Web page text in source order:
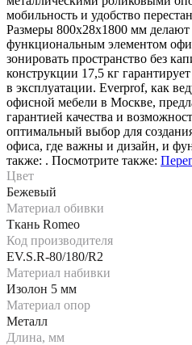
мобильность и удобство
Размеры 800х28х1800 мм
функциональным элементом
зонировать пространство без
конструкции 17,5 кг
в эксплуатации. Everprof, как
офисной мебели в Москве,
гарантией качества и
оптимальный выбор для
офиса, где важны и дизайн, и
также: . Посмотрите также:
Цвет
Бежевый
Материал обивки
Ткань Romeo
Код производителя
EV.S.R-80/180/R2
Материал набивки
Изолон 5 мм
Материал опор
Металл
Длина, мм